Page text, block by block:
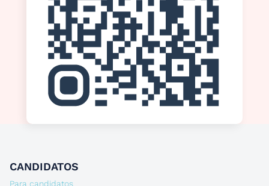
CANDIDATOS
Para candidatos